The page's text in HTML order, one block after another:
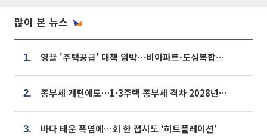
많이 본 뉴스
1. 영끌 '주택공급' 대책 임박⋯비아파트·도심복합까지 총동원
2. 종부세 개편에도…1·3주택 종부세 격차 2028년부터 확대
3. 바다 태운 폭염에…회 한 접시도 ‘히트플레이션’